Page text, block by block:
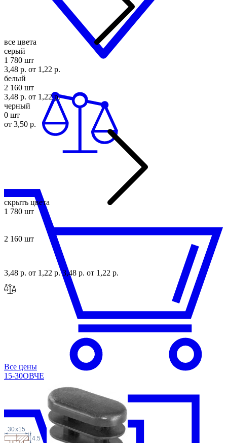
все цвета
серый
1 780 шт
3,48 р. от 1,22 р.
белый
2 160 шт
3,48 р. от 1,22 р.
черный
0 шт
от 3,50 р.
скрыть цвета
1 780 шт
2 160 шт
3,48 р. от 1,22 р.3,48 р. от 1,22 р.
Все цены
15-30ОВЧЕ
4.5
15
x
30